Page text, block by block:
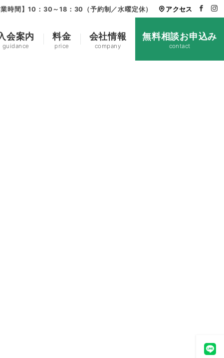
業時間】10：30～18：30（予約制／水曜定休） アクセス
会案内
guidance
料金
price
会社情報
company
無料相談お申込み
contact